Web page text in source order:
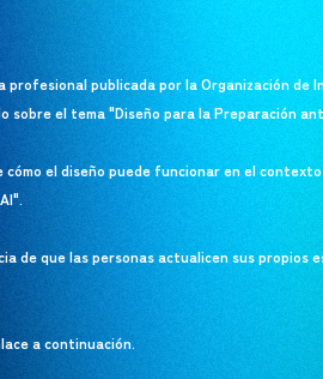
profesional publicada por la Organización
sobre el tema "Diseño para la Preparación
el diseño puede funcionar en el
de que las personas actualicen sus
a continuación.